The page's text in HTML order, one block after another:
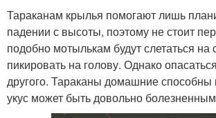
Тараканам крылья помогают лишь
падении с высоты, поэтому не стоит
подобно мотылькам будут слетаться на
пикировать на голову. Однако
другого. Тараканы домашние способны
укус может быть довольно